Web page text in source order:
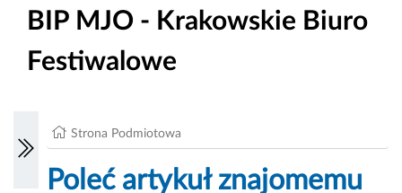
BIP MJO - Krakowskie Biuro
Festiwalowe
Strona Podmiotowa
Poleć artykuł znajomemu